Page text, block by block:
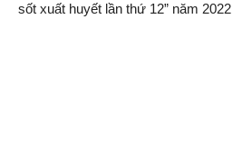
sốt xuất huyết lần thứ 12” năm 2022